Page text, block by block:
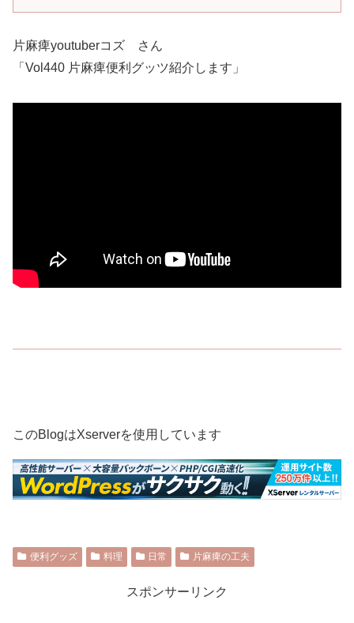
片麻痺youtuberコズ さん
「Vol440 片麻痺便利グッツ紹介します」
このBlogはXserverを使用しています
便利グッズ 料理 日常 片麻痺の工夫
スポンサーリンク